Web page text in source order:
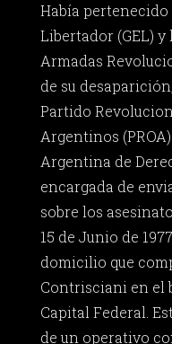
Había
Libertador (GEL) y
Armadas
de su
Partido
Argentinos
Argentina de
encargada de
sobre los
15 de Junio de
domicilio que
Contrisciani en el
Capital Federal.
de un operativo